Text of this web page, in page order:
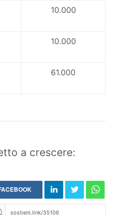
10.000
10.000
61.000
a crescere: